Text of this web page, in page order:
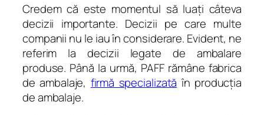
Credem că este momentul să luaţi câteva
decizii importante. Decizii pe care multe
companii nu le iau în considerare. Evident, ne
referim la decizii legate de ambalare
produse. Până la urmă, PAFF rămâne fabrica
de ambalaje, firmă specializată în producţia
de ambalaje.